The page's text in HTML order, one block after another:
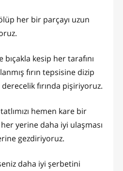
her bir parçayı uzun
kesip her tarafını
fırın tepsisine dizip
derecelik fırında pişiriyoruz.
tatlımızı hemen kare bir
yerine daha iyi ulaşması
gezdiriyoruz.
daha iyi şerbetini